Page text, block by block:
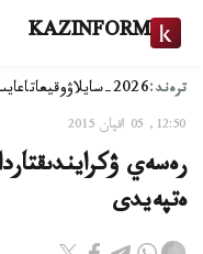
KAZINFORM
ترەند:2026-سايلاۋ وقيعا
12:50, 05 اقپان 2015
رەسەي
ەتپەيدى